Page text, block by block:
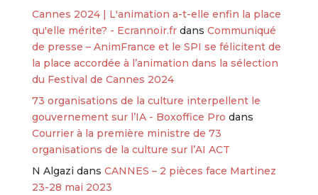
Cannes 2024 | L'animation a-t-elle enfin la place
qu'elle mérite? - Ecrannoir.frdans Communiqué
de presse – AnimFrance et le SPI se félicitent de
la place accordée à l’animation dans la sélection
du Festival de Cannes 2024
73 organisations de la culture interpellent le
gouvernement sur l’IA - Boxoffice Pro dans
Courrier à la première ministre de 73
organisations de la culture sur l’AI ACT
N Algazi dans CANNES – 2 pièces face Martinez
23-28 mai 2023